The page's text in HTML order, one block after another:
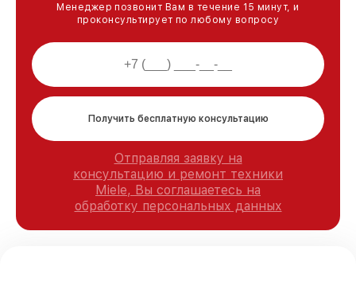
Менеджер позвонит Вам в течение 15 минут, и
проконсультирует по любому вопросу
Получить бесплатную консультацию
Отправляя заявку на
консультацию и ремонт техники
Miele, Вы соглашаетесь на
обработку персональных данных